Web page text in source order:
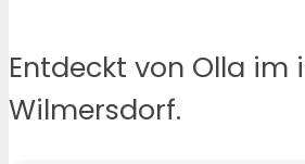
Entdeckt von Olla im
Wilmersdorf.